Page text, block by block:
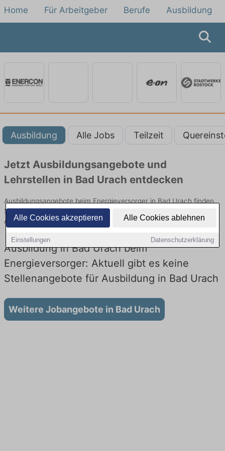
Alle Cookies akzeptieren Alle Cookies ablehnen
Einstellungen Datenschutzerklärung
Home Für Arbeitgeber Berufe Ausbildung
Ausbildung Alle Jobs Teilzeit
Jetzt Ausbildungsangebote und
Lehrstellen in Bad Urach entdecken
Ausbildungsangebote beim Energieversorger in Bad Urach finden
Sie von namhaften Firmen. Entdecken Sie freie Optionen von Top-
Arbeitgebern und bewerben Sie sich noch heute.
Ausbildung in Bad Urach beim
Energieversorger: Aktuell gibt es keine
Stellenangebote für Ausbildung in Bad Urach
Weitere Jobangebote in Bad Urach